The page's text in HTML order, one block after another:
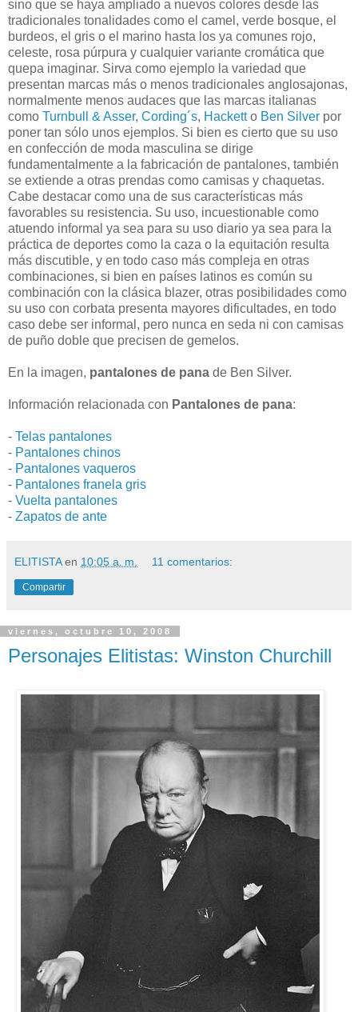
sino que se haya ampliado a nuevos colores desde las
tradicionales tonalidades como el camel, verde bosque, el
burdeos, el gris o el marino hasta los ya comunes rojo,
celeste, rosa púrpura y cualquier variante cromática que
quepa imaginar. Sirva como ejemplo la variedad que
presentan marcas más o menos tradicionales anglosajonas,
normalmente menos audaces que las marcas italianas
como Turnbull & Asser, Cording´s, Hacketto Ben Silver por
poner tan sólo unos ejemplos. Si bien es cierto que su uso
en confección de moda masculina se dirige
fundamentalmente a la fabricación de pantalones, también
se extiende a otras prendas como camisas y chaquetas.
Cabe destacar como una de sus características más
favorables su resistencia. Su uso, incuestionable como
atuendo informal ya sea para su uso diario ya sea para la
práctica de deportes como la caza o la equitación resulta
más discutible, y en todo caso más compleja en otras
combinaciones, si bien en países latinos es común su
combinación con la clásica blazer, otras posibilidades como
su uso con corbata presenta mayores dificultades, en todo
caso debe ser informal, pero nunca en seda ni con camisas
de puño doble que precisen de gemelos.
En la imagen, pantalones de pana de Ben Silver.
Información relacionada con Pantalones de pana:
- Telas pantalones
- Pantalones chinos
- Pantalones vaqueros
- Pantalones franela gris
- Vuelta pantalones
- Zapatos de ante
ELITISTA en 10:05 a. m. 11 comentarios:
Compartir
viernes, octubre 10, 2008
Personajes Elitistas: Winston Churchill